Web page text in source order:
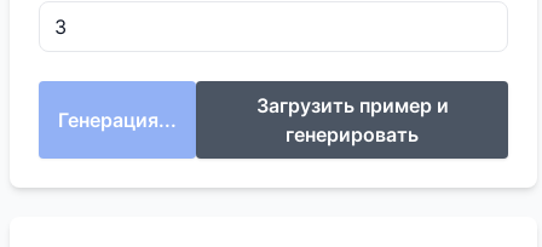
Генерация...
Загрузить пример и
генерировать